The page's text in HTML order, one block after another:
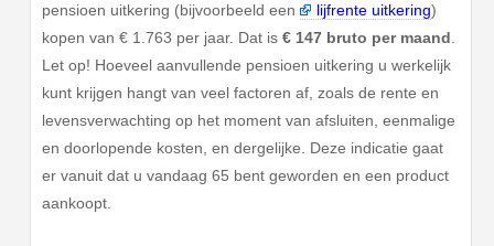
pensioen uitkering (bijvoorbeeld een
lijfrente uitkering)
kopen van € 1.763 per jaar. Dat is€ 147 bruto per maand.
Let op! Hoeveel aanvullende pensioen uitkering u werkelijk
kunt krijgen hangt van veel factoren af, zoals de rente en
levensverwachting op het moment van afsluiten, eenmalige
en doorlopende kosten, en dergelijke. Deze indicatie gaat
er vanuit dat u vandaag 65 bent geworden en een product
aankoopt.